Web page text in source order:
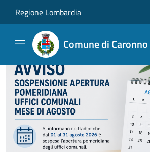
Regione Lombardia
Comune di